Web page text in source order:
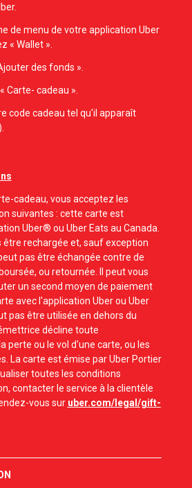
de menu de votre application Uber
« Wallet ».
des fonds ».
Carte- cadeau ».
code cadeau tel qu'il apparaît
cadeau, vous acceptez les
suivantes : cette carte est
Uber® ou Uber Eats au Canada.
être rechargée et, sauf exception
pas être échangée contre de
ou retournée. Il peut vous
un second moyen de paiement
avec l'application Uber ou Uber
pas être utilisée en dehors du
décline toute
perte ou le vol d'une carte, ou les
La carte est émise par Uber Portier
toutes les conditions
contacter le service à la clientèle
vous sur uber.com/legal/gift-